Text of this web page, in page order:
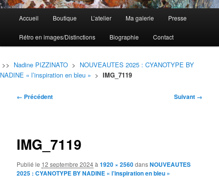
principal
Aller
au
contenu
principal
Aller
au
contenu
secondaire
Accueil Boutique L’atelier Ma galerie Presse
Rétro en images/Distinctions Biographie Contact
>> Nadine PIZZINATO > NOUVEAUTES 2025 : CYANOTYPE BY
NADINE « l’inspiration en bleu » > IMG_7119
Navigation
← Précédent Suivant →
IMG_7119
Publié le 12 septembre 2024à1920 × 2560dansNOUVEAUTES
2025 : CYANOTYPE BY NADINE « l’inspiration en bleu »